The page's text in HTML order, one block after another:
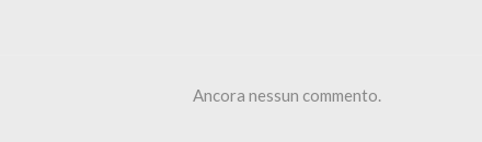
Ancora nessun commento.